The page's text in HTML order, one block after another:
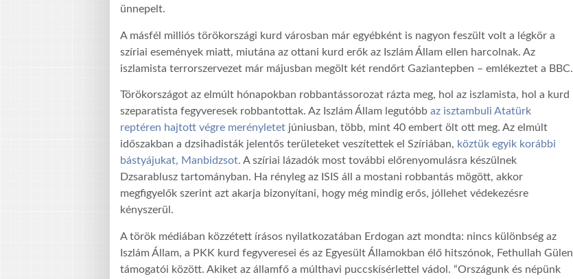
ünnepelt.
A másfél milliós törökországi kurd városban már egyébként is nagyon feszült volt a légkör a
szíriai események miatt, miutána az ottani kurd erők az Iszlám Állam ellen harcolnak. Az
iszlamista terrorszervezet már májusban megölt két rendőrt Gaziantepben – emlékeztet a BBC.
Törökországot az elmúlt hónapokban robbantássorozat rázta meg, hol az iszlamista, hol a kurd
szeparatista fegyveresek robbantottak. Az Iszlám Állam legutóbb az isztambuli Atatürk
reptéren hajtott végre merényletet júniusban, több, mint 40 embert ölt ott meg. Az elmúlt
időszakban a dzsihadisták jelentős területeket veszítettek el Szíriában, köztük egyik korábbi
bástyájukat, Manbidzsot. A szíriai lázadók most további előrenyomulásra készülnek
Dzsarablusz tartományban. Ha rényleg az ISIS áll a mostani robbantás mögött, akkor
megfigyelők szerint azt akarja bizonyítani, hogy még mindig erős, jóllehet védekezésre
kényszerül.
A török médiában közzétett írásos nyilatkozatában Erdogan azt mondta: nincs különbség az
Iszlám Állam, a PKK kurd fegyveresei és az Egyesült Államokban élő hitszónok, Fethullah Gülen
támogatói között. Akiket az államfő a múlthavi puccskísérlettel vádol. “Országunk és népünk